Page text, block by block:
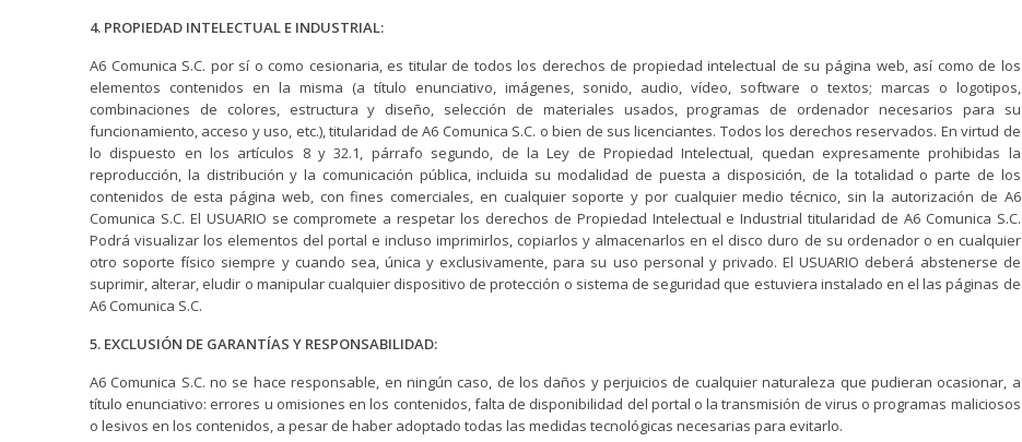
4. PROPIEDAD INTELECTUAL E INDUSTRIAL:
A6 Comunica S.C. por sí o como cesionaria, es titular de todos los derechos de propiedad intelectual de su página web, así como de los
elementos contenidos en la misma (a título enunciativo, imágenes, sonido, audio, vídeo, software o textos; marcas o logotipos,
combinaciones de colores, estructura y diseño, selección de materiales usados, programas de ordenador necesarios para su
funcionamiento, acceso y uso, etc.), titularidad de A6 Comunica S.C. o bien de sus licenciantes. Todos los derechos reservados. En virtud de
lo dispuesto en los artículos 8 y 32.1, párrafo segundo, de la Ley de Propiedad Intelectual, quedan expresamente prohibidas la
reproducción, la distribución y la comunicación pública, incluida su modalidad de puesta a disposición, de la totalidad o parte de los
contenidos de esta página web, con fines comerciales, en cualquier soporte y por cualquier medio técnico, sin la autorización de A6
Comunica S.C. El USUARIO se compromete a respetar los derechos de Propiedad Intelectual e Industrial titularidad de A6 Comunica S.C.
Podrá visualizar los elementos del portal e incluso imprimirlos, copiarlos y almacenarlos en el disco duro de su ordenador o en cualquier
otro soporte físico siempre y cuando sea, única y exclusivamente, para su uso personal y privado. El USUARIO deberá abstenerse de
suprimir, alterar, eludir o manipular cualquier dispositivo de protección o sistema de seguridad que estuviera instalado en el las páginas de
A6 Comunica S.C.
5. EXCLUSIÓN DE GARANTÍAS Y RESPONSABILIDAD:
A6 Comunica S.C. no se hace responsable, en ningún caso, de los daños y perjuicios de cualquier naturaleza que pudieran ocasionar, a
título enunciativo: errores u omisiones en los contenidos, falta de disponibilidad del portal o la transmisión de virus o programas maliciosos
o lesivos en los contenidos, a pesar de haber adoptado todas las medidas tecnológicas necesarias para evitarlo.